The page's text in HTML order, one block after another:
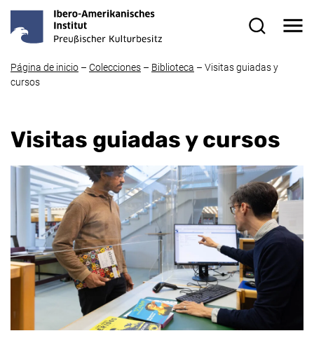
Página de inicio – Colecciones – Biblioteca – Visitas guiadas y
cursos
Visitas guiadas y cursos